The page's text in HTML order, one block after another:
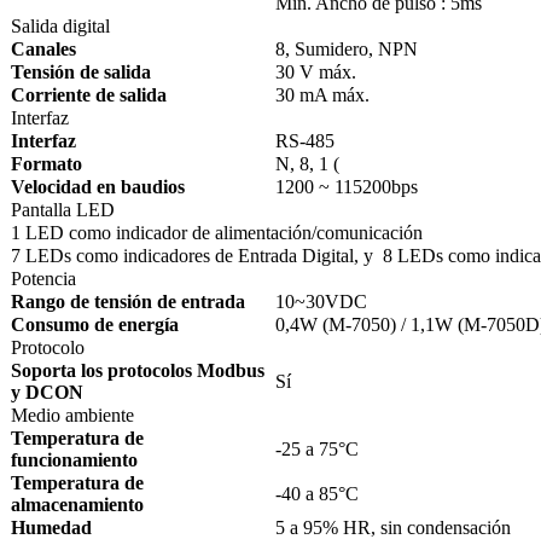
Salida digital
Canales
8, Sumidero, NPN
Tensión de salida
30 V máx.
Corriente de salida
30 mA máx.
Interfaz
Interfaz
RS-485
Formato
N, 8, 1 (
Velocidad en baudios
1200 ~ 115200bps
Pantalla LED
1 LED como indicador de alimentación/comunicación
7 LEDs como indicadores de Entrada Digital, y 8 LEDs como
Potencia
Rango de tensión de entrada
10~30VDC
Consumo de energía
0,4W (M-7050) / 1,1W (M-
Protocolo
Soporta los protocolos Modbus
y DCON
Sí
Medio ambiente
Temperatura de
funcionamiento
-25 a 75°C
Temperatura de
almacenamiento
-40 a 85°C
Humedad
5 a 95% HR, sin condensación